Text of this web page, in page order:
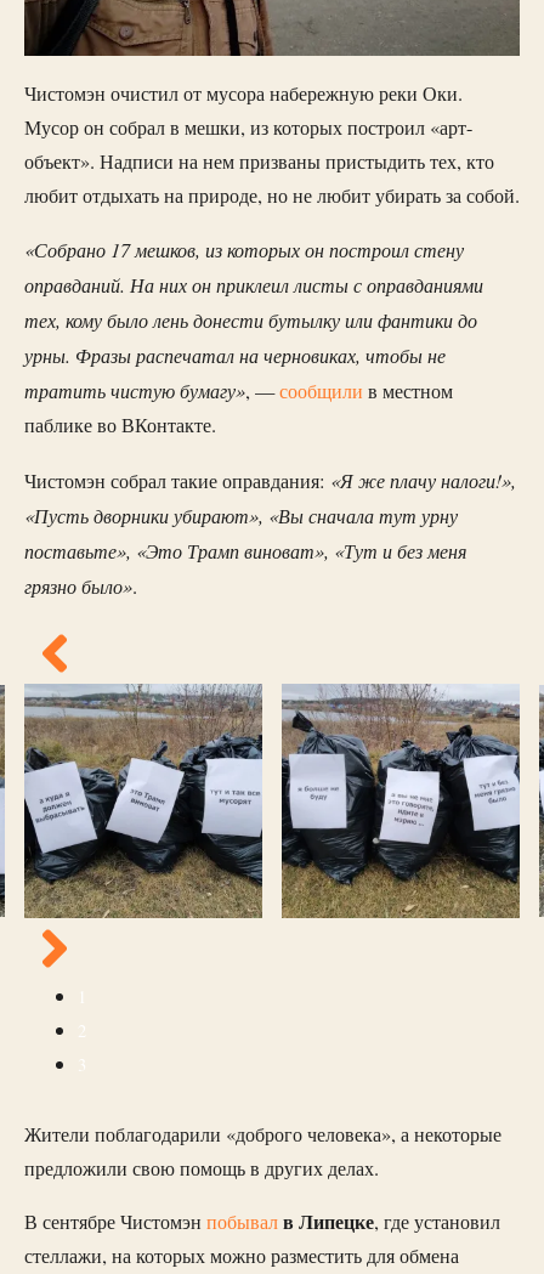
Чистомэн очистил от мусора набережную реки Оки.
Мусор он собрал в мешки, из которых построил «арт-
объект». Надписи на нем призваны пристыдить тех, кто
любит отдыхать на природе, но не любит убирать за собой.
«Собрано 17 мешков, из которых он построил стену
оправданий. На них он приклеил листы с оправданиями
тех, кому было лень донести бутылку или фантики до
урны. Фразы распечатал на черновиках, чтобы не
тратить чистую бумагу», —сообщили в местном
паблике во ВКонтакте.
Чистомэн собрал такие оправдания: «Я же плачу налоги!»,
«Пусть дворники убирают», «Вы сначала тут урну
поставьте», «Это Трамп виноват», «Тут и без меня
грязно было».
1
2
3
Жители поблагодарили «доброго человека», а некоторые
предложили свою помощь в других делах.
В сентябре Чистомэн побывалв Липецке, где установил
стеллажи, на которых можно разместить для обмена